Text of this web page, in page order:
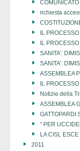
richiesta
IL
IL
SANITA’:
SANITA’:
ASSEMBLEA
IL
Notizie della
ASSEMBLEA
GATTOPARDI
“ PER
LA CISL
2011